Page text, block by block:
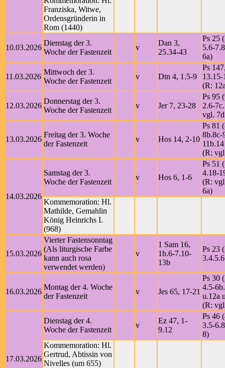
Franziska, Witwe,
Ordensgründerin in
Rom (1440)
10.03.2026
Dienstag der 3.
Woche der Fastenzeit
v
Dan 3,
25.34-43
Ps 25
5.6-
6a)
11.03.2026
Mittwoch der 3.
Woche der Fastenzeit
v Dtn 4, 1.5-9
Ps
13.15-
(R:
12.03.2026
Donnerstag der 3.
Woche der Fastenzeit
v Jer 7, 23-28
Ps 95
2.6-
vgl.
13.03.2026
Freitag der 3. Woche
der Fastenzeit
v Hos 14, 2-10
Ps 81
8b.8c-
(R:
14.03.2026
Samstag der 3.
Woche der Fastenzeit
v Hos 6, 1-6
Ps 51
4.18-
(R:
6a)
Kommemoration: Hl.
Mathilde, Gemahlin
König Heinrichs I.
(968)
15.03.2026
Vierter Fastensonntag
(Als liturgische Farbe
kann auch rosa
verwendet werden)
v
1 Sam 16,
1b.6-7.10-
13b
Ps 23
16.03.2026
Montag der 4. Woche
der Fastenzeit
v Jes 65, 17-21
Ps 30
4.5-
u.12a
(R:
17.03.2026
Dienstag der 4.
Woche der Fastenzeit
v
Ez 47, 1-
9.12
Ps 46
3.5-
8)
Kommemoration: Hl.
Gertrud, Abtissin von
Nivelles (um 655)